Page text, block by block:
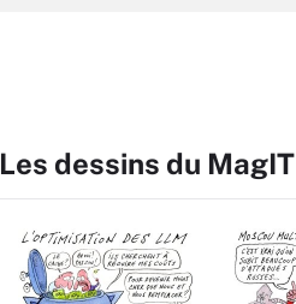
Les dessins du MagIT